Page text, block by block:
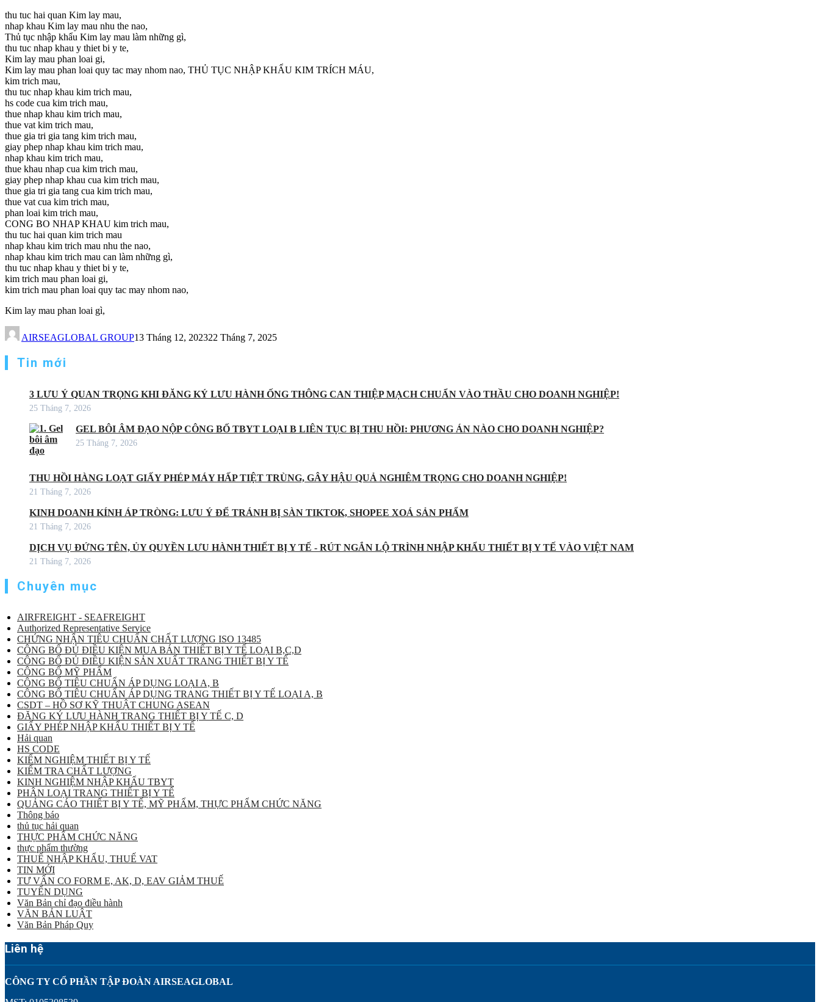
thu tuc hai quan Kim lay mau,
nhap khau Kim lay mau nhu the nao,
Thủ tục nhập khẩu Kim lay mau làm những gì,
thu tuc nhap khau y thiet bi y te,
Kim lay mau phan loai gi,
Kim lay mau phan loai quy tac may nhom nao, THỦ TỤC NHẬP KHẨU KIM TRÍCH MÁU,
kim trich mau,
thu tuc nhap khau kim trich mau,
hs code cua kim trich mau,
thue nhap khau kim trich mau,
thue vat kim trich mau,
thue gia tri gia tang kim trich mau,
giay phep nhap khau kim trich mau,
nhap khau kim trich mau,
thue khau nhap cua kim trich mau,
giay phep nhap khau cua kim trich mau,
thue gia tri gia tang cua kim trich mau,
thue vat cua kim trich mau,
phan loai kim trich mau,
CONG BO NHAP KHAU kim trich mau,
thu tuc hai quan kim trich mau
nhap khau kim trich mau nhu the nao,
nhap khau kim trich mau can làm những gì,
thu tuc nhap khau y thiet bi y te,
kim trich mau phan loai gi,
kim trich mau phan loai quy tac may nhom nao,
Kim lay mau phan loai gì,
AIRSEAGLOBAL GROUP13 Tháng 12, 202322 Tháng 7, 2025
Tin mới
3 LƯU Ý QUAN TRỌNG KHI ĐĂNG KÝ LƯU HÀNH ỐNG THÔNG CAN THIỆP MẠCH CHUẨN VÀO THẦU CHO DOANH NGHIỆP!
25 Tháng 7, 2026
GEL BÔI ÂM ĐẠO NỘP CÔNG BỐ TBYT LOẠI B LIÊN TỤC BỊ THU HỒI: PHƯƠNG ÁN NÀO CHO DOANH NGHIỆP?
25 Tháng 7, 2026
THU HỒI HÀNG LOẠT GIẤY PHÉP MÁY HẤP TIỆT TRÙNG, GÂY HẬU QUẢ NGHIÊM TRỌNG CHO DOANH NGHIỆP!
21 Tháng 7, 2026
KINH DOANH KÍNH ÁP TRÒNG: LƯU Ý ĐỂ TRÁNH BỊ SÀN TIKTOK, SHOPEE XOÁ SẢN PHẨM
21 Tháng 7, 2026
DỊCH VỤ ĐỨNG TÊN, ỦY QUYỀN LƯU HÀNH THIẾT BỊ Y TẾ - RÚT NGẮN LỘ TRÌNH NHẬP KHẨU THIẾT BỊ Y TẾ VÀO VIỆT NAM
21 Tháng 7, 2026
Chuyên mục
AIRFREIGHT - SEAFREIGHT
Authorized Representative Service
CHỨNG NHẬN TIÊU CHUẨN CHẤT LƯỢNG ISO 13485
CÔNG BỐ ĐỦ ĐIỀU KIỆN MUA BÁN THIẾT BỊ Y TẾ LOẠI B,C,D
CÔNG BỐ ĐỦ ĐIỀU KIỆN SẢN XUẤT TRANG THIẾT BỊ Y TẾ
CÔNG BỐ MỸ PHẨM
CÔNG BỐ TIÊU CHUẨN ÁP DỤNG LOẠI A, B
CÔNG BỐ TIÊU CHUẨN ÁP DỤNG TRANG THIẾT BỊ Y TẾ LOẠI A, B
CSDT – HỒ SƠ KỸ THUẬT CHUNG ASEAN
ĐĂNG KÝ LƯU HÀNH TRANG THIẾT BỊ Y TẾ C, D
GIẤY PHÉP NHẬP KHẨU THIẾT BỊ Y TẾ
Hải quan
HS CODE
KIỂM NGHIỆM THIẾT BỊ Y TẾ
KIỂM TRA CHẤT LƯỢNG
KINH NGHIỆM NHẬP KHẨU TBYT
PHÂN LOẠI TRANG THIẾT BỊ Y TẾ
QUẢNG CÁO THIẾT BỊ Y TẾ, MỸ PHẨM, THỰC PHẨM CHỨC NĂNG
Thông báo
thủ tục hải quan
THỰC PHẨM CHỨC NĂNG
thực phẩm thường
THUẾ NHẬP KHẨU, THUẾ VAT
TIN MỚI
TƯ VẤN CO FORM E, AK, D, EAV GIẢM THUẾ
TUYỂN DỤNG
Văn Bản chỉ đạo điều hành
VĂN BẢN LUẬT
Văn Bản Pháp Quy
Liên hệ
CÔNG TY CỔ PHẦN TẬP ĐOÀN AIRSEAGLOBAL